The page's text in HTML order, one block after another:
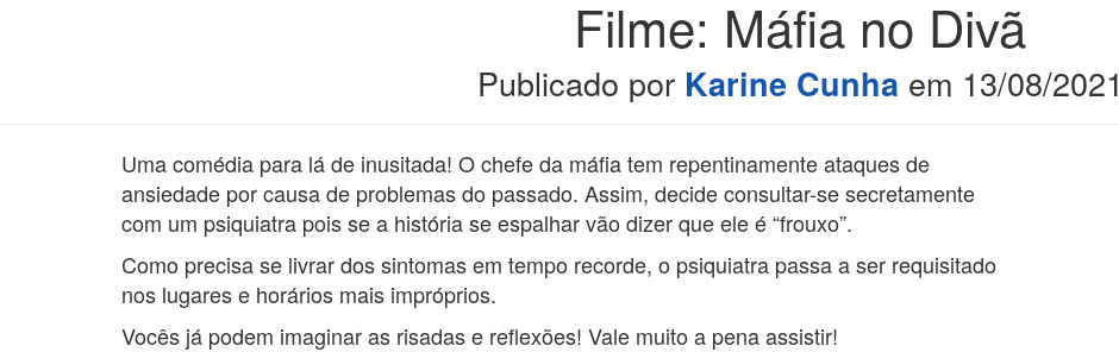
Filme: Máfia no Divã
Publicado por Karine Cunha em 13/08/2021
Uma comédia para lá de inusitada! O chefe da máfia tem repentinamente ataques de
ansiedade por causa de problemas do passado. Assim, decide consultar-se secretamente
com um psiquiatra pois se a história se espalhar vão dizer que ele é “frouxo”.
Como precisa se livrar dos sintomas em tempo recorde, o psiquiatra passa a ser requisitado
nos lugares e horários mais impróprios.
Vocês já podem imaginar as risadas e reflexões! Vale muito a pena assistir!